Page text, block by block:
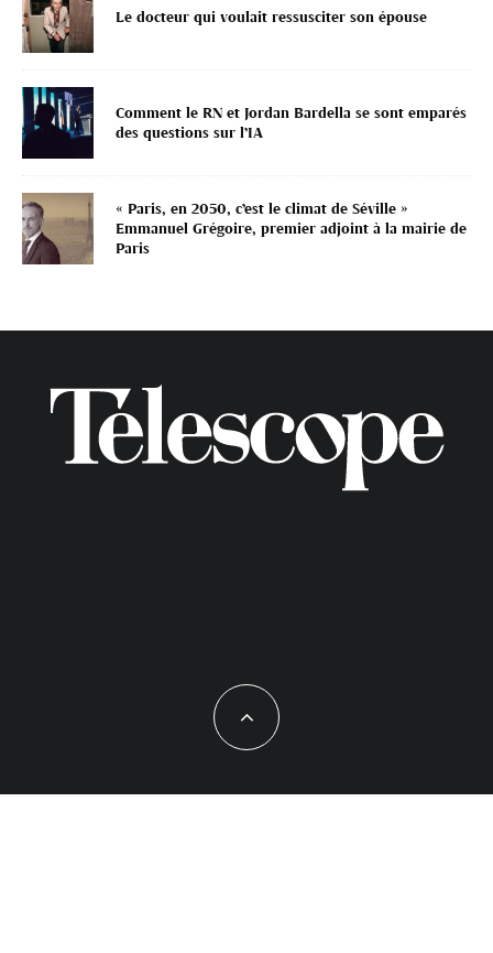
Le docteur qui voulait ressusciter son épouse
Comment le RN et Jordan Bardella se sont emparés
des questions sur l’IA
« Paris, en 2050, c’est le climat de Séville »
Emmanuel Grégoire, premier adjoint à la mairie de
Paris